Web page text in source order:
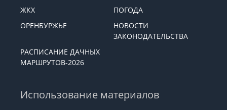
ЖКХ
ПОГОДА
ОРЕНБУРЖЬЕ
НОВОСТИ
ЗАКОНОДАТЕЛЬСТВА
РАСПИСАНИЕ ДАЧНЫХ
МАРШРУТОВ-2026
Использование материалов